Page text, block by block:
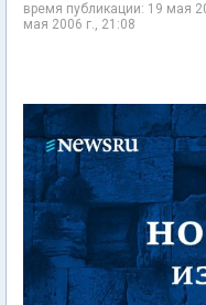
время публикации: 19 мая
мая 2006 г., 21:08